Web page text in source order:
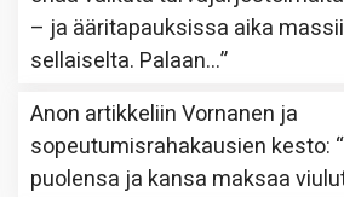
– ja ääritapauksissa aika
sellaiselta. Palaan…”
Anon artikkeliinVornanen ja
sopeutumisrahakausien kesto: “
puolensa ja kansa maksaa